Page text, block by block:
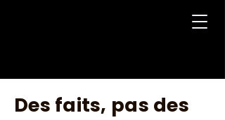
Des faits, pas des